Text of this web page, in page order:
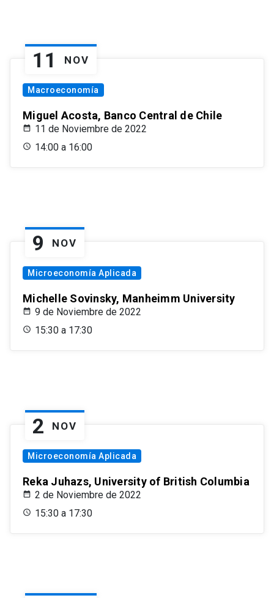
11 NOV
Macroeconomía
Miguel Acosta, Banco Central de Chile
11 de Noviembre de 2022
14:00 a 16:00
9 NOV
Microeconomía Aplicada
Michelle Sovinsky, Manheimm University
9 de Noviembre de 2022
15:30 a 17:30
2 NOV
Microeconomía Aplicada
Reka Juhazs, University of British Columbia
2 de Noviembre de 2022
15:30 a 17:30